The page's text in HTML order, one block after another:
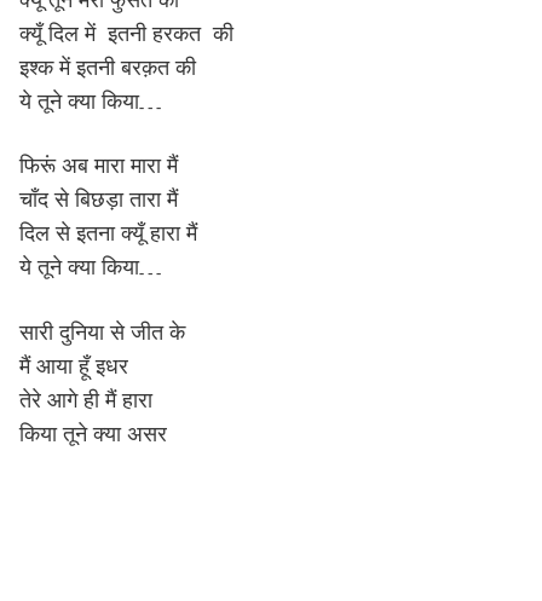
क्यूँ दिल में इतनी हरकत की
इश्क में इतनी बरक़त की
ये तूने क्या किया…
फिरूं अब मारा मारा मैं
चाँद से बिछड़ा तारा मैं
दिल से इतना क्यूँ हारा मैं
ये तूने क्या किया…
सारी दुनिया से जीत के
मैं आया हूँ इधर
तेरे आगे ही मैं हारा
किया तूने क्या असर